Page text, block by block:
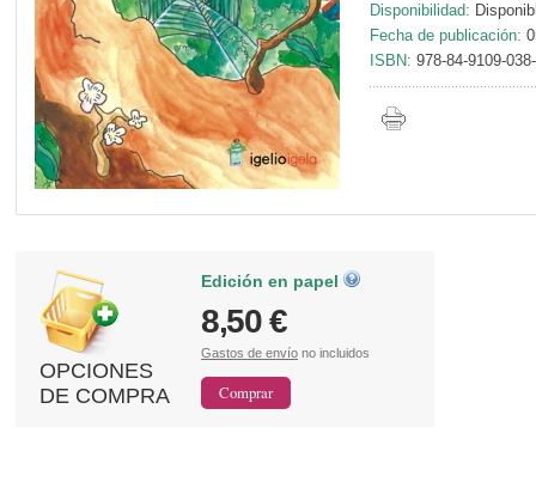
Disponibilidad:
Fecha de publicación:
ISBN: 978-84-9109-
OPCIONES
DE COMPRA
Edición en papel
8,50 €
Gastos de envío no incluidos